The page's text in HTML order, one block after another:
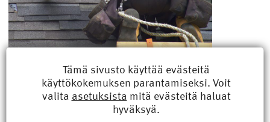
Viranomaiset joutuvat usein huomauttamaan putoamissuojausten
puutteista. Suojaaminen on selvimmin parantunut kattourakoissa.
TURVALLISUUSVAATIMUKSET OVAT
Tämä sivusto käyttää evästeitä
käyttökokemuksen parantamiseksi. Voit
valita asetuksista mitä evästeitä haluat
hyväksyä.